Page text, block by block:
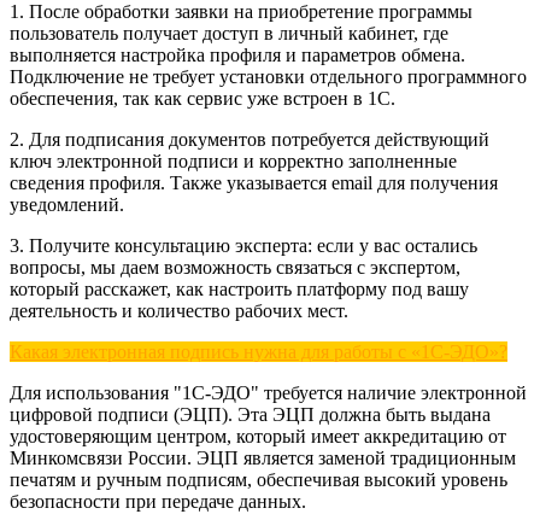
1. После обработки заявки на приобретение программы
пользователь получает доступ в личный кабинет, где
выполняется настройка профиля и параметров обмена.
Подключение не требует установки отдельного программного
обеспечения, так как сервис уже встроен в 1С.
2. Для подписания документов потребуется действующий
ключ электронной подписи и корректно заполненные
сведения профиля. Также указывается email для получения
уведомлений.
3. Получите консультацию эксперта: если у вас остались
вопросы, мы даем возможность связаться с экспертом,
который расскажет, как настроить платформу под вашу
деятельность и количество рабочих мест.
Какая электронная подпись нужна для работы с «1С-ЭДО»?
Для использования "1С-ЭДО" требуется наличие электронной
цифровой подписи (ЭЦП). Эта ЭЦП должна быть выдана
удостоверяющим центром, который имеет аккредитацию от
Минкомсвязи России. ЭЦП является заменой традиционным
печатям и ручным подписям, обеспечивая высокий уровень
безопасности при передаче данных.